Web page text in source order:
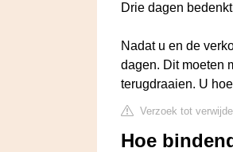
Drie dagen
Nadat u en de
dagen. Dit moeten
terugdraaien. U
Verzoek tot
Hoe